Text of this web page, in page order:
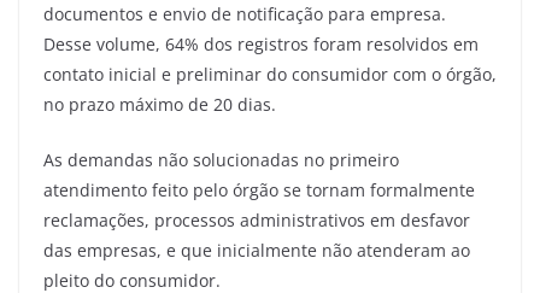
documentos e envio de notificação para empresa.
Desse volume, 64% dos registros foram resolvidos em
contato inicial e preliminar do consumidor com o órgão,
no prazo máximo de 20 dias.
As demandas não solucionadas no primeiro
atendimento feito pelo órgão se tornam formalmente
reclamações, processos administrativos em desfavor
das empresas, e que inicialmente não atenderam ao
pleito do consumidor.